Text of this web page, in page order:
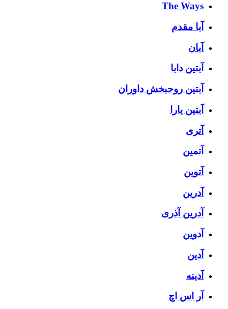
The Ways
آبا مقدم
آبان
آبتین دابا
آبتین روحبخش داوران
آبتین یارا
آتری
آتمین
آتوین
آدرین
آدرین آذری
آدوین
آدین
آدینه
آر اس اچ